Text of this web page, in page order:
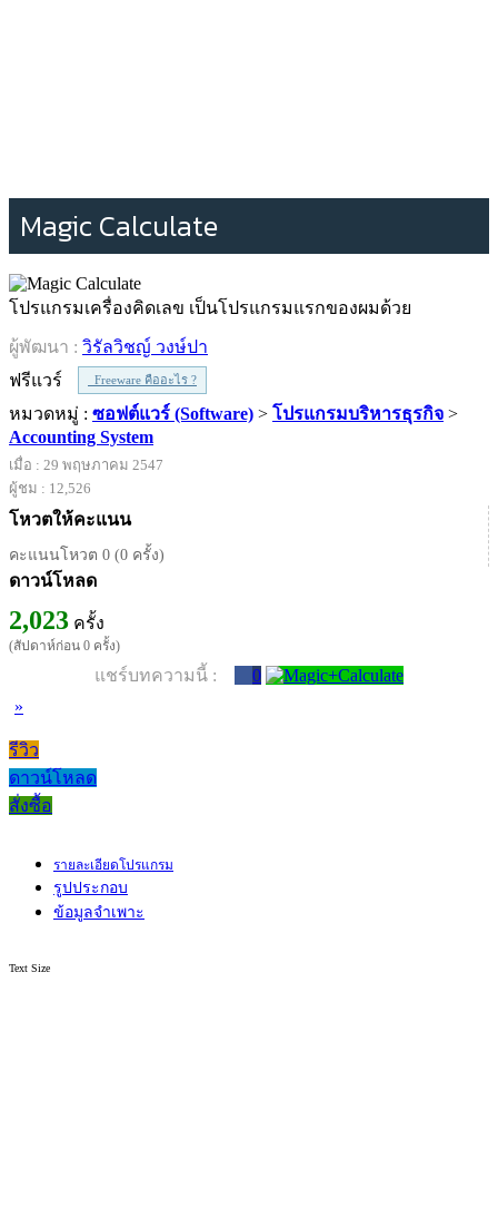
Magic Calculate
โปรแกรมเครื่องคิดเลข เป็นโปรแกรมแรกของผมด้วย
ผู้พัฒนา : วิรัลวิชญ์ วงษ์ปา
ฟรีแวร์
Freeware คืออะไร ?
หมวดหมู่ : ซอฟต์แวร์ (Software) > โปรแกรมบริหารธุรกิจ >
Accounting System
เมื่อ : 29 พฤษภาคม 2547
ผู้ชม : 12,526
โหวตให้คะแนน
คะแนนโหวต 0 (0 ครั้ง)
ดาวน์โหลด
2,023 ครั้ง
(สัปดาห์ก่อน 0 ครั้ง)
แชร์บทความนี้ :
0
»
รีวิว
ดาวน์โหลด
สั่งซื้อ
รายละเอียดโปรแกรม
รูปประกอบ
ข้อมูลจำเพาะ
Text Size